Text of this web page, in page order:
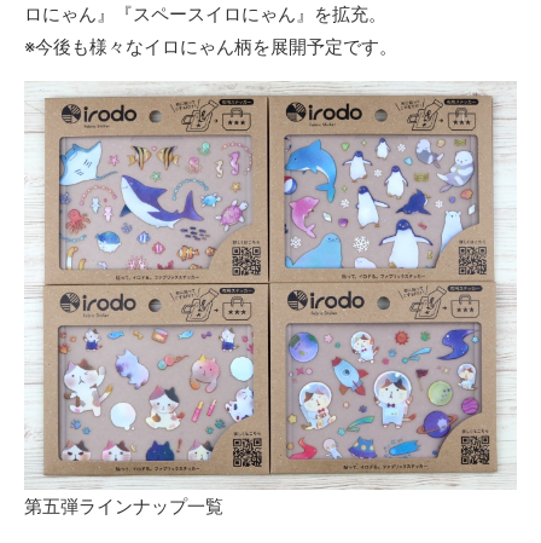
ロにゃん』『スペースイロにゃん』を拡充。
※今後も様々なイロにゃん柄を展開予定です。
第五弾ラインナップ一覧